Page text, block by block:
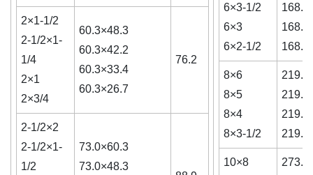
2×1-1/2
2-1/2×1-
1/4
2×1
2×3/4
60.3×48.3
60.3×42.2
60.3×33.4
60.3×26.7
76.2
2-1/2×2
2-1/2×1-
1/2
73.0×60.3
73.0×48.3
6×3-1/2
6×3
6×2-1/2
8×6
8×5
8×4
8×3-1/2
10×8